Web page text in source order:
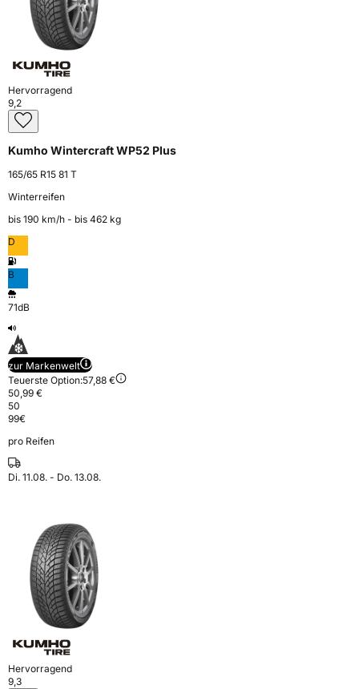
Hervorragend
9,2
Kumho Wintercraft WP52 Plus
165/65 R15 81 T
Winterreifen
bis 190 km⁠/⁠h - bis 462 kg
D
B
71dB
zur Markenwelt
Teuerste Option:57,88 €
50,99 €
50
99€
pro Reifen
Di. 11.08. - Do. 13.08.
Hervorragend
9,3